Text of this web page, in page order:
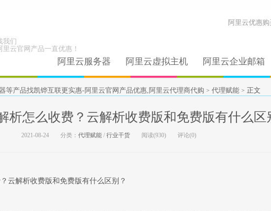
我们
里云官网产品一直优惠！
阿里云服务器 阿里云虚拟主机 阿里云企业邮箱
阿里云优惠
等产品找凯铧互联更实惠-阿里云官网产品优惠,阿里云代理商代购 > 代理赋能 > 正文
析怎么收费？云解析收费版和免费版有什么区
2021-08-24 分类： 代理赋能 / 行业干货 阅读(930) 评论(0)
云解析收费版和免费版有什么区别？